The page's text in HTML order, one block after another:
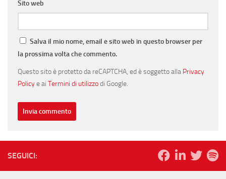
Sito web
Salva il mio nome, email e sito web in questo browser per
la prossima volta che commento.
Questo sito è protetto da reCAPTCHA, ed è soggetto alla Privacy
Policye ai Termini di utilizzodi Google.
SEGUICI: